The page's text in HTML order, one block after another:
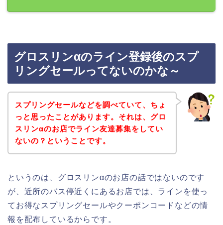
グロスリンαのライン登録後のスプ
リングセールってないのかな～
スプリングセールなどを調べていて、ちょ
っと思ったことがあります。それは、グロ
スリンαのお店でライン友達募集をしてい
ないの？ということです。
というのは、グロスリンαのお店の話ではないのです
が、近所のバス停近くにあるお店では、ラインを使っ
てお得なスプリングセールやクーポンコードなどの情
報を配布しているからです。